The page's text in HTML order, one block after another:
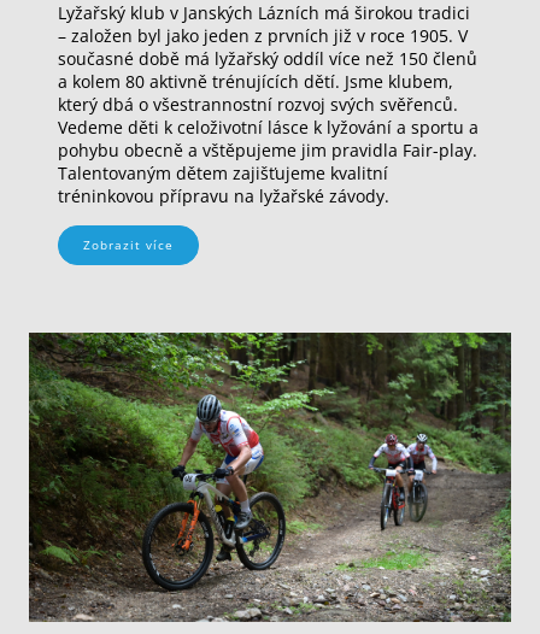
Lyžařský klub v Janských Lázních má širokou tradici
– založen byl jako jeden z prvních již v roce 1905. V
současné době má lyžařský oddíl více než 150 členů
a kolem 80 aktivně trénujících dětí. Jsme klubem,
který dbá o všestrannostní rozvoj svých svěřenců.
Vedeme děti k celoživotní lásce k lyžování a sportu a
pohybu obecně a vštěpujeme jim pravidla Fair-play.
Talentovaným dětem zajišťujeme kvalitní
tréninkovou přípravu na lyžařské závody.
Zobrazit více